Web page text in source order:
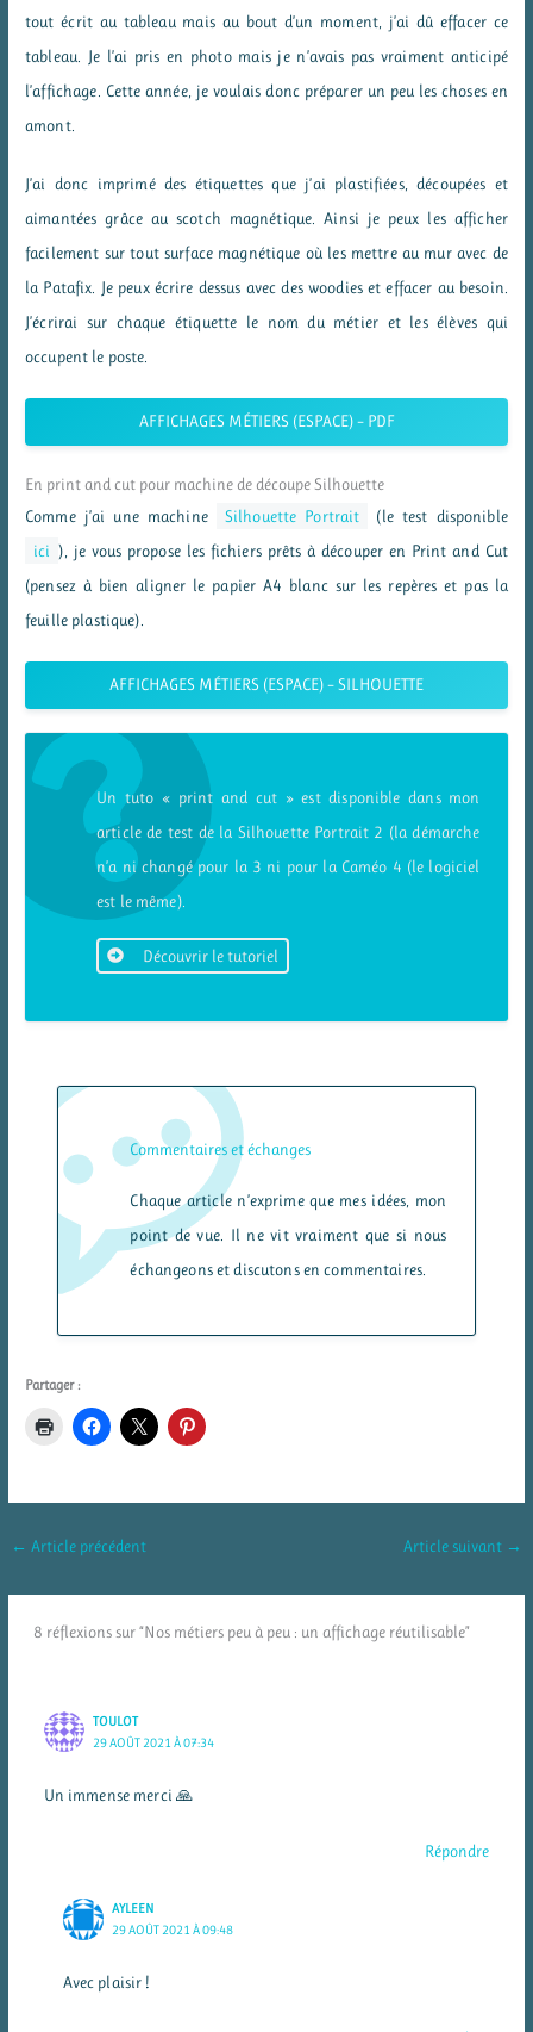
tout écrit au tableau mais au bout d’un moment, j’ai dû effacer ce
tableau. Je l’ai pris en photo mais je n’avais pas vraiment anticipé
l’affichage. Cette année, je voulais donc préparer un peu les choses en
amont.
J’ai donc imprimé des étiquettes que j’ai plastifiées, découpées et
aimantées grâce au scotch magnétique. Ainsi je peux les afficher
facilement sur tout surface magnétique où les mettre au mur avec de
la Patafix. Je peux écrire dessus avec des woodies et effacer au besoin.
J’écrirai sur chaque étiquette le nom du métier et les élèves qui
occupent le poste.
AFFICHAGES MÉTIERS (ESPACE) – PDF
En print and cut pour machine de découpe Silhouette
Comme j’ai une machine
Silhouette Portrait
(le test disponible
ici ), je vous propose les fichiers prêts à découper en Print and Cut
(pensez à bien aligner le papier A4 blanc sur les repères et pas la
feuille plastique).
AFFICHAGES MÉTIERS (ESPACE) – SILHOUETTE
Un tuto « print and cut » est disponible dans mon
article de test de la Silhouette Portrait 2 (la démarche
n’a ni changé pour la 3 ni pour la Caméo 4 (le logiciel
est le même).
Découvrir le tutoriel
Commentaires et échanges
Chaque article n’exprime que mes idées, mon
point de vue. Il ne vit vraiment que si nous
échangeons et discutons en commentaires.
Partager :
← Article précédent Article suivant →
8 réflexions sur “Nos métiers peu à peu : un affichage réutilisable”
TOULOT
29 AOÛT 2021 À 07:34
Un immense merci 🙏
Répondre
AYLEEN
29 AOÛT 2021 À 09:48
Avec plaisir !